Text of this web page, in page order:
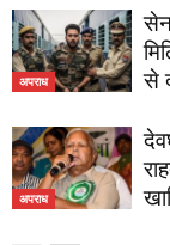
अपराध
से
अपराध